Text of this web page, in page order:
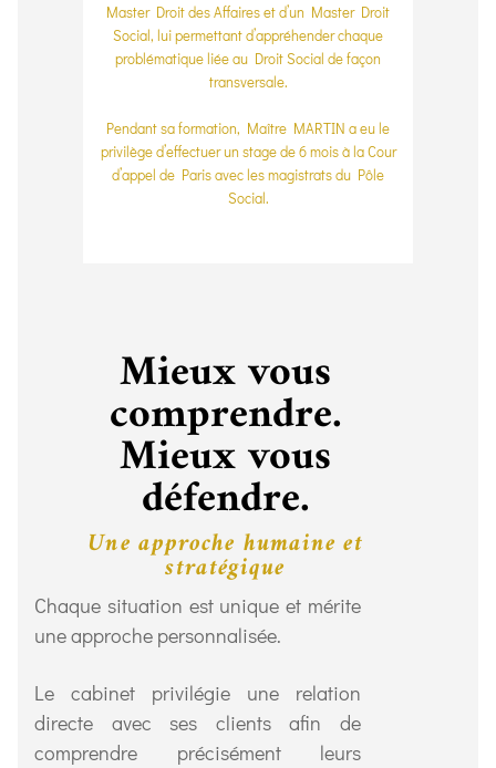
Master Droit des Affaires et d’un Master Droit
Social, lui permettant d’appréhender chaque
problématique liée au Droit Social de façon
transversale.
Pendant sa formation, Maître MARTIN a eu le
privilège d’effectuer un stage de 6 mois à la Cour
d’appel de Paris avec les magistrats du Pôle
Social.
Mieux vous
comprendre.
Mieux vous
défendre.
Une approche humaine et
stratégique
Chaque situation est unique et mérite
une approche personnalisée.
Le cabinet privilégie une relation
directe avec ses clients afin de
comprendre précisément leurs